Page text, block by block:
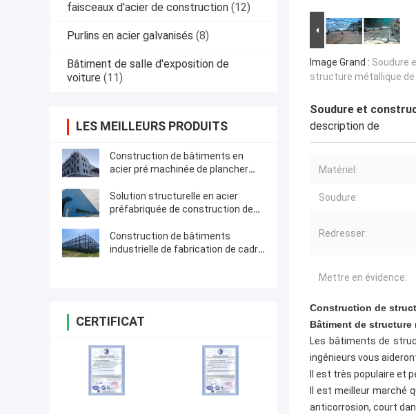
faisceaux d'acier de construction (12)
Purlins en acier galvanisés (8)
Bâtiment de salle d'exposition de
voiture (11)
LES MEILLEURS PRODUITS
Construction de bâtiments en
acier pré machinée de plancher
Solution structurelle en acier
préfabriquée de construction de
Construction de bâtiments
industrielle de fabrication de cadre
CERTIFICAT
Image Grand : Soudure
structure métallique
Soudure et
description de
Matériel:
Soudure:
Redresser:
Mettre en évidence:
Construction de
Bâtiment de structure
Les bâtiments de
ingénieurs vous
Il est très populaire et
Il est meilleur marché
anticorrosion, court